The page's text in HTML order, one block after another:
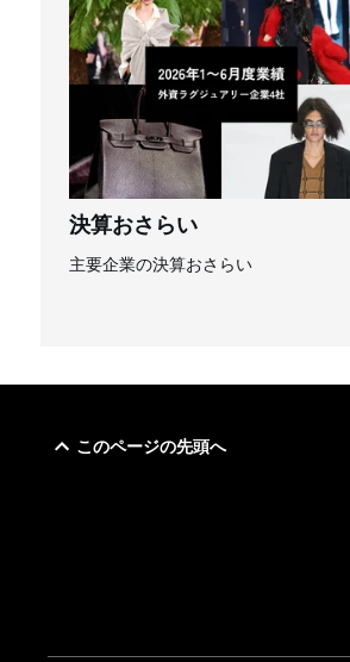
決算おさらい
主要企業の決算おさらい
このページの先頭へ